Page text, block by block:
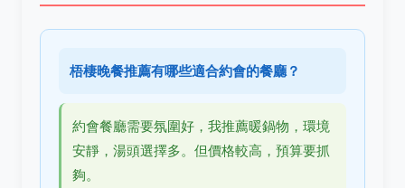
梧棲晚餐推薦有哪些適合約會的餐廳？
約會餐廳需要氛圍好，我推薦暖鍋物，環境
安靜，湯頭選擇多。但價格較高，預算要抓
夠。